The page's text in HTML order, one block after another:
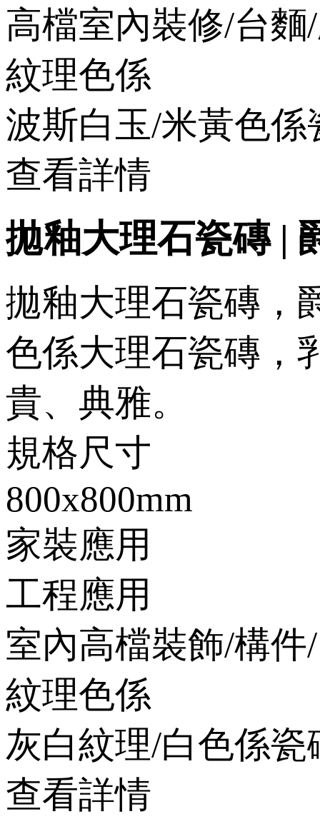
高檔室內裝修/台麵
紋理色係
波斯白玉/米黃色係
查看詳情
拋釉大理石瓷磚 |
拋釉大理石瓷磚
色係大理石瓷磚，
貴、典雅。
規格尺寸
800x800mm
家裝應用
工程應用
室內高檔裝飾/構
紋理色係
灰白紋理/白色係瓷
查看詳情